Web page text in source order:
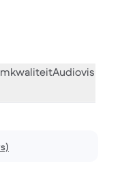
nieuw
Audiovisueel